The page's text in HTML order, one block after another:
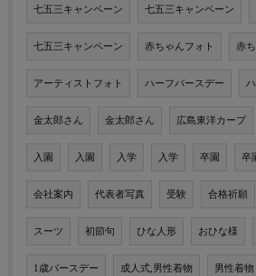
七五三キャンペーン 七五三キャンペーン
七五三キャンペーン 赤ちゃんフォト 赤
アーティストフォト ハーフバースデー
金太郎さん 金太郎さん 広島東洋カープ
入園 入園 入学 入学 卒園 卒
会社案内 代表者写真 受験 合格祈願
スーツ 初節句 ひな人形 おひな様
1歳バースデー 成人式,男性着物 男性着物